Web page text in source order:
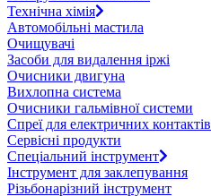
Технічна хімія
Автомобільні мастила
Очищувачі
Засоби для видалення іржі
Очисники двигуна
Вихлопна система
Очисники гальмівної системи
Спреї для електричних контактів
Сервісні продукти
Спеціальний інструмент
Інструмент для заклепування
Різьбонарізний інструмент